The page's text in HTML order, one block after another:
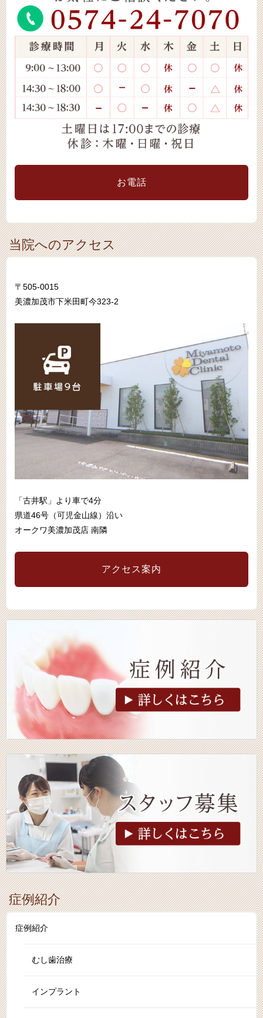
お電話
当院へのアクセス
〒505-0015
美濃加茂市下米田町今323-2
「古井駅」より車で4分
県道46号（可児金山線）沿い
オークワ美濃加茂店 南隣
アクセス案内
症例紹介
症例紹介
むし歯治療
インプラント